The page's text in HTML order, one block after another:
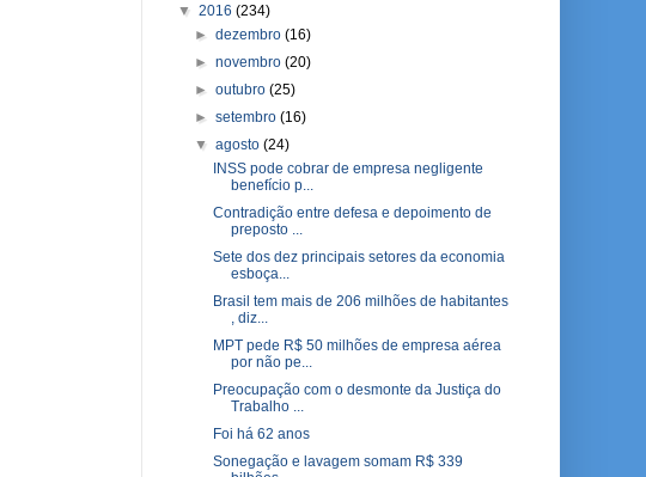
▼ 2016 (234)
►dezembro(16)
►novembro(20)
►outubro(25)
►setembro(16)
▼agosto(24)
INSS pode cobrar de empresa negligente
benefício p...
Contradição entre defesa e depoimento de
preposto ...
Sete dos dez principais setores da economia
esboça...
Brasil tem mais de 206 milhões de habitantes
, diz...
MPT pede R$ 50 milhões de empresa aérea
por não pe...
Preocupação com o desmonte da Justiça do
Trabalho ...
Foi há 62 anos
Sonegação e lavagem somam R$ 339